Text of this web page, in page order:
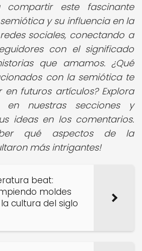
compartir este fascinante
y su influencia en la
sociales, conectando a
con el significado
que amamos. ¿Qué
con la semiótica te
en futuros artículos? Explora
en nuestras secciones y
ideas en los comentarios.
qué aspectos de la
más intrigantes!
beat:
moldes
cultura del siglo